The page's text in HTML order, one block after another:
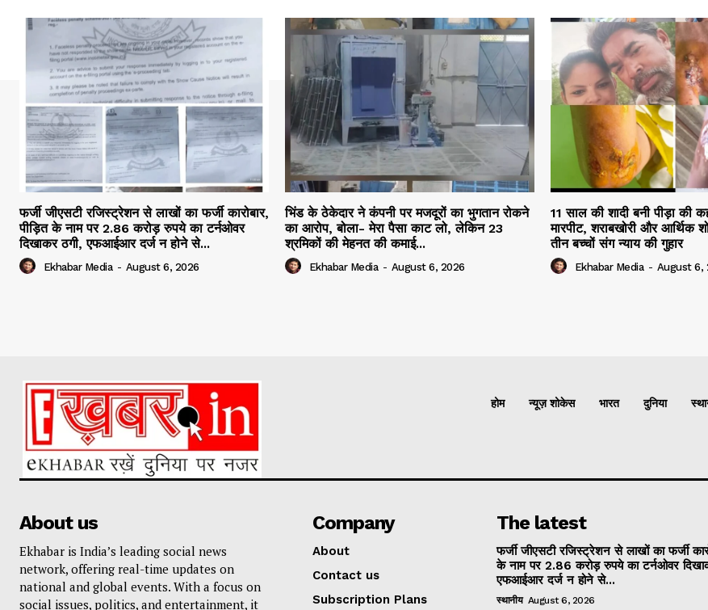
फर्जी जीएसटी रजिस्ट्रेशन से लाखों का फर्जी कारोबार,
पीड़ित के नाम पर 2.86 करोड़ रुपये का टर्नओवर
दिखाकर ठगी, एफआईआर दर्ज न होने से...
Ekhabar Media - August 6, 2026
भिंड के ठेकेदार ने कंपनी पर मजदूरों का भुगतान रोकने
का आरोप, बोला- मेरा पैसा काट लो, लेकिन 23
श्रमिकों की मेहनत की कमाई...
Ekhabar Media - August 6, 2026
11 साल की शादी बनी पीड़ा की
मारपीट, शराबखोरी और आर्थिक
तीन बच्चों संग न्याय की गुहार
Ekhabar Media - August 6,
होम न्यूज़ शोकेस भारत दुनिया
About us
Ekhabar is India’s leading social news
network, offering real-time updates on
national and global events. With a focus on
social issues, politics, and entertainment, it
Company
About
Contact us
Subscription Plans
The latest
फर्जी जीएसटी रजिस्ट्रेशन से लाखों का फर्जी
के नाम पर 2.86 करोड़ रुपये का टर्नओवर
एफआईआर दर्ज न होने से...
स्थानीय August 6, 2026